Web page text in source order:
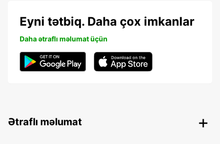
Eyni tətbiq. Daha çox imkanlar
Daha ətraflı məlumat üçün
Ətraflı məlumat